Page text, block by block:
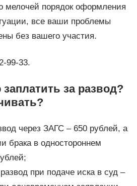
мелочей порядок оформления
все ваши проблемы
без вашего участия.
99-33.
за развод?
через ЗАГС – 650 рублей, а
брака в одностороннем
при подаче иска в суд –